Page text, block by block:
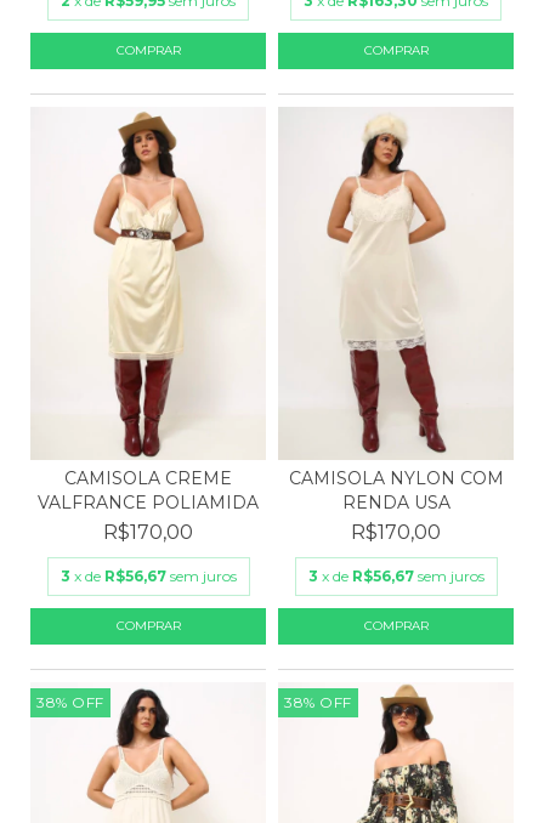
CAMISOLA CREME
VALFRANCE POLIAMIDA
R$170,00
3 x de R$56,67 sem juros
CAMISOLA NYLON COM
RENDA USA
R$170,00
3 x de R$56,67 sem juros
38% OFF 38% OFF